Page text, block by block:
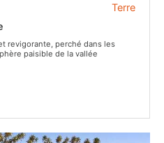
Terre
revigorante, perché dans les
paisible de la vallée